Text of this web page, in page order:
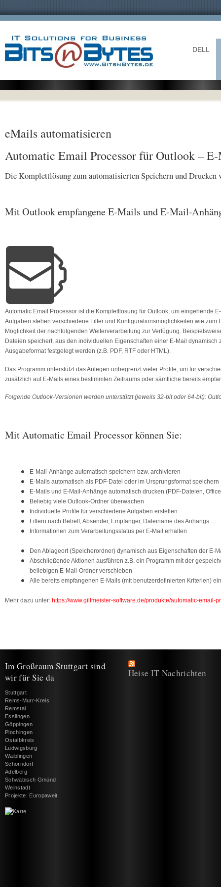
DELL
eMails automatisieren
Automatic Email Processor für Outlook –
Die Komplettlösung zum automatisierten Speichern und
Mit Outlook empfangene E-Mails und E-Mail-
Automatic Email Processor ist die Komplettlösung für Outlook, um eingehende
Aufgaben stehen verschiedene Filter und Konfigurations­möglichkeiten wie
Möglichkeit der nachfolgenden Weiterverarbeitung zur Verfügung.
Dateien speichert, aus den individuellen Eigenschaften einer E-Mail
Ausgabeformat festgelegt werden (z.B. PDF, RTF oder HTML).
Das Programm unterstützt das Anlegen unbegrenzt vieler Profile, um für
zusätzlich auf E-Mails eines bestimmten Zeitraums oder sämtliche bereits
Folgende Outlook-Versionen werden unterstützt (jeweils 32-bit oder 64-bit):
Mit Automatic Email Processor können Sie:
E-Mail-Anhänge automatisch speichern bzw. archivieren
E-Mails automatisch als PDF-Datei oder im Ursprungsformat speichern
E-Mails und E-Mail-Anhänge automatisch drucken (PDF-Dateien,
Beliebig viele Outlook-Ordner überwachen
Individuelle Profile für verschiedene Aufgaben erstellen
Filtern nach Betreff, Absender, Empfänger, Dateiname des Anhangs …
Informationen zum Verarbeitungsstatus per E-Mail erhalten
Den Ablageort (Speicherordner) dynamisch aus Eigenschaften der E-
Abschließende Aktionen ausführen z.B. ein Programm mit der
beliebigen E-Mail-Ordner verschieben
Alle bereits empfangenen E-Mails (mit benutzerdefinierten Kriterien)
Mehr dazu unter: https://www.gillmeister-software.de/produkte/automatic-email-
Im Großraum Stuttgart sind
wir für Sie da
Stuttgart
Rems-Murr-Kreis
Remstal
Esslingen
Göppingen
Plochingen
Ostalbkreis
Ludwigsburg
Waiblingen
Schorndorf
Adelberg
Schwäbisch Gmünd
Weinstadt
Projekte: Europaweit
Heise IT Nachrichten